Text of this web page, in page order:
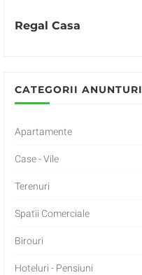
Regal Casa
CATEGORII ANUNTURI
Apartamente
Case - Vile
Terenuri
Spatii Comerciale
Birouri
Hoteluri - Pensiuni